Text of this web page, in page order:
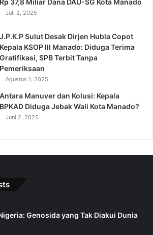
Rp 37,8 Miliar Dana DAU-SG Kota Manado
Juli 2, 2025
J.P.K.P Sulut Desak Dirjen Hubla Copot
Kepala KSOP III Manado: Diduga Terima
Gratifikasi, SPB Terbit Tanpa
Pemeriksaan
Agustus 1, 2025
Antara Manuver dan Kolusi: Kepala
BPKAD Diduga Jebak Wali Kota Manado?
Juni 2, 2025
Genosida yang Tak Diakui Dunia